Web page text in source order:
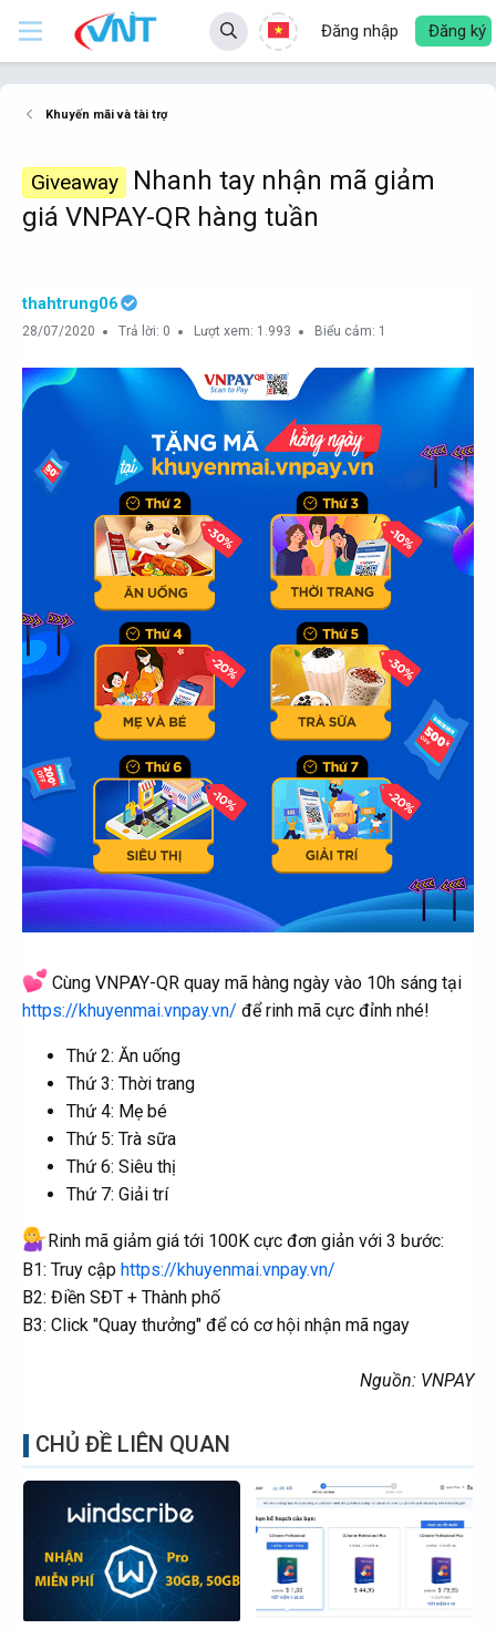
Đăng nhập Đăng ký
Khuyến mãi và tài trợ
Giveaway
Nhanh tay nhận mã giảm
giá VNPAY-QR hàng tuần
thahtrung06
28/07/2020 Trả lời: 0 Lượt xem: 1.993 Biểu cảm: 1
Cùng VNPAY-QR quay mã hàng ngày vào 10h sáng tại
https://khuyenmai.vnpay.vn/ để rinh mã cực đỉnh nhé!
Thứ 2: Ăn uống
Thứ 3: Thời trang
Thứ 4: Mẹ bé
Thứ 5: Trà sữa
Thứ 6: Siêu thị
Thứ 7: Giải trí
Rinh mã giảm giá tới 100K cực đơn giản với 3 bước:
B1: Truy cập https://khuyenmai.vnpay.vn/
B2: Điền SĐT + Thành phố
B3: Click "Quay thưởng" để có cơ hội nhận mã ngay
Nguồn: VNPAY
CHỦ ĐỀ LIÊN QUAN